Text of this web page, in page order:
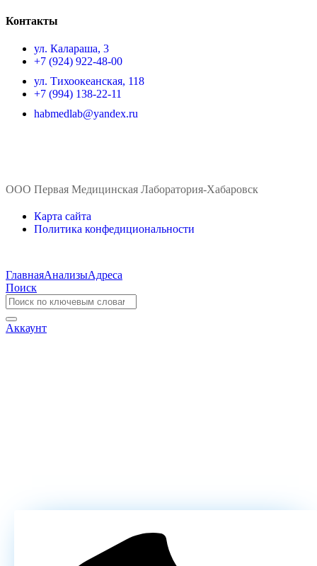
Контакты
ул. ​Калараша, 3
+7 (924) 922-48-00
ул. ​Тихоокеанская, 118
+7 (994) 138-22-11
habmedlab@yandex.ru
ООО Первая Медицинская Лаборатория-Хабаровск
Карта сайта
Политика конфедициональности
ГлавнаяАнализыАдреса
Поиск
Аккаунт